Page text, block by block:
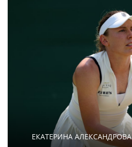
ЕКАТЕРИНА АЛЕКСАНДРОВА